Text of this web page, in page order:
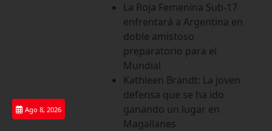
Ago 8, 2026
La Roja Femenina Sub-17
enfrentará a Argentina en
doble amistoso
preparatorio para el
Mundial
Kathleen Brandt: La joven
defensa que se ha ido
ganando un lugar en
Magallanes